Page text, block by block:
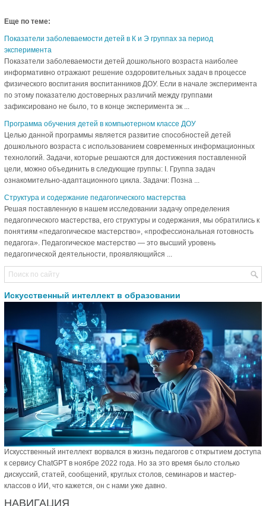
Еще по теме:
Показатели заболеваемости детей в К и Э группах за период
эксперимента
Показатели заболеваемости детей дошкольного возраста наиболее
информативно отражают решение оздоровительных задач в процессе
физического воспитания воспитанников ДОУ. Если в начале эксперимента
по этому показателю достоверных различий между группами
зафиксировано не было, то в конце эксперимента эк ...
Программа обучения детей в компьютерном классе ДОУ
Целью данной программы является развитие способностей детей
дошкольного возраста с использованием современных информационных
технологий. Задачи, которые решаются для достижения поставленной
цели, можно объединить в следующие группы: I. Группа задач
ознакомительно-адаптационного цикла. Задачи: Позна ...
Структура и содержание педагогического мастерства
Решая поставленную в нашем исследовании задачу определения
педагогического мастерства, его структуры и содержания, мы обратились к
понятиям «педагогическое мастерство», «профессиональная готовность
педагога». Педагогическое мастерство — это высший уровень
педагогической деятельности, проявляющийся ...
Искусственный интеллект в образовании
Искусственный интеллект ворвался в жизнь педагогов с открытием доступа
к сервису ChatGPT в ноябре 2022 года. Но за это время было столько
дискуссий, статей, сообщений, круглых столов, семинаров и мастер-
классов о ИИ, что кажется, он с нами уже давно.
НАВИГАЦИЯ